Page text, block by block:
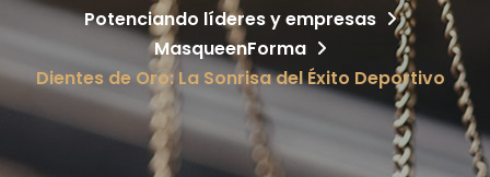
Potenciando líderes y empresas
MasqueenForma
Dientes de Oro: La Sonrisa del Éxito Deportivo